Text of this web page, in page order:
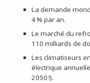
La demande
4 % par an.
Le marché du
110 milliards de
Les climatiseurs
électrique
2050 !).